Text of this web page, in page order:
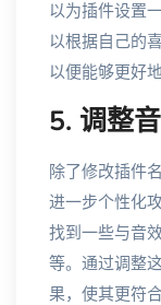
以为插件设置
以根据自己的
以便能够更好
5. 调整
除了修改插件
进一步个性化
找到一些与音
等。通过调整
果，使其更符